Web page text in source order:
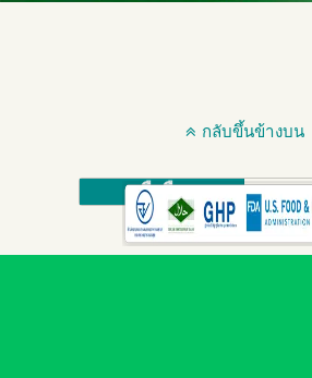
กลับขึ้นข้างบน
มือถือ เ